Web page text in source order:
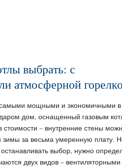
выбрать: с
атмосферной
самыми мощными и экономичными в
дом, оснащенный газовым
стоимости – внутренние стены
зимы за весьма умеренную плату.
выбор, нужно
двух видов – вентиляторными